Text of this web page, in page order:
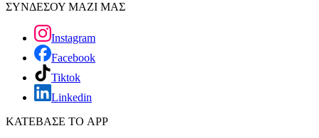
ΣΥΝΔΕΣΟΥ ΜΑΖΙ ΜΑΣ
Instagram
Facebook
Tiktok
Linkedin
ΚΑΤΕΒΑΣΕ ΤΟ APP